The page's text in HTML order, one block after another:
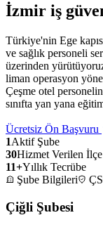
İzmir iş
Türkiye'nin Ege
ve sağlık personeli
üzerinden
liman operasyon
Çeşme otel
sınıfta yan yana
Ücretsiz Ön Başvuru
1Aktif Şube
30Hizmet Verilen İlçe
11+Yıllık Tecrübe
Şube Bilgileri
Çiğli Şubesi